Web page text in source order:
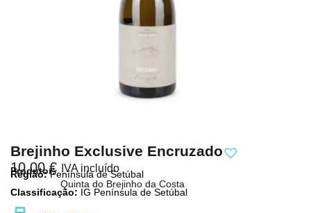
Brejinho Exclusive Encruzado
10,00€ IVA incluído
Quinta do Brejinho da Costa
Produtor:
Região:Península de Setúbal
Classificação: IG Península de Setúbal